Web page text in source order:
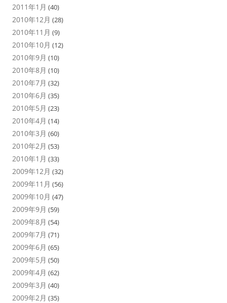
2011年1月 (40)
2010年12月 (28)
2010年11月 (9)
2010年10月 (12)
2010年9月 (10)
2010年8月 (10)
2010年7月 (32)
2010年6月 (35)
2010年5月 (23)
2010年4月 (14)
2010年3月 (60)
2010年2月 (53)
2010年1月 (33)
2009年12月 (32)
2009年11月 (56)
2009年10月 (47)
2009年9月 (59)
2009年8月 (54)
2009年7月 (71)
2009年6月 (65)
2009年5月 (50)
2009年4月 (62)
2009年3月 (40)
2009年2月 (35)